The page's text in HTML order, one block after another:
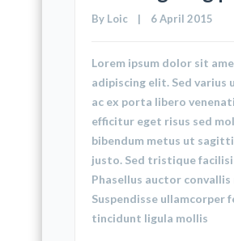
By Loic
    |    6 April 2015
Lorem ipsum dolor sit
adipiscing elit. Sed varius
ac ex porta libero
efficitur eget risus sed
bibendum metus ut
justo. Sed tristique
Phasellus auctor convallis
Suspendisse ullamcorper
tincidunt ligula mollis